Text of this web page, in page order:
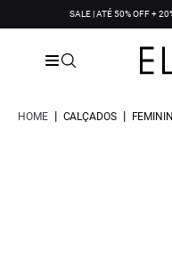
SALE | ATÉ 50% OFF +
HOME | CALÇADOS |